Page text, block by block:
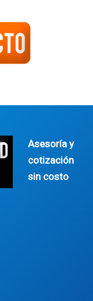
Asesoría y
cotización
sin costo